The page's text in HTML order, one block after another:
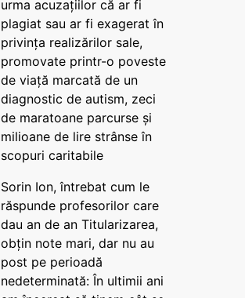
urma acuzațiilor că ar fi
plagiat sau ar fi exagerat în
privința realizărilor sale,
promovate printr-o poveste
de viață marcată de un
diagnostic de autism, zeci
de maratoane parcurse și
milioane de lire strânse în
scopuri caritabile
Sorin Ion, întrebat cum le
răspunde profesorilor care
dau an de an Titularizarea,
obțin note mari, dar nu au
post pe perioadă
nedeterminată: În ultimii ani